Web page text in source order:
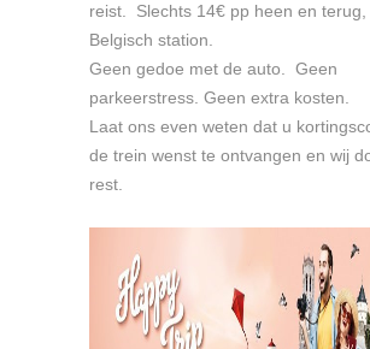
reist. Slechts 14€ pp heen en terug,
Belgisch station.
Geen gedoe met de auto. Geen
parkeerstress. Geen extra kosten.
Laat ons even weten dat u
de trein wenst te ontvangen en wij
rest.